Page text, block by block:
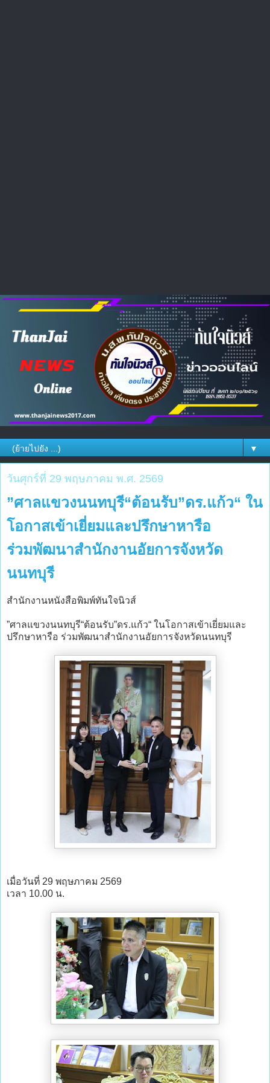
▼
วันศุกร์ที่ 29 พฤษภาคม พ.ศ. 2569
”ศาลแขวงนนทบุรี“ต้อนรับ”ดร.แก้ว“ ใน
โอกาสเข้าเยี่ยมและปรึกษาหารือ
ร่วมพัฒนาสำนักงานอัยการจังหวัด
นนทบุรี
สำนักงานหนังสือพิมพ์ทันใจนิวส์
”ศาลแขวงนนทบุรี“ต้อนรับ”ดร.แก้ว“ ในโอกาสเข้าเยี่ยมและ
ปรึกษาหารือ ร่วมพัฒนาสำนักงานอัยการจังหวัดนนทบุรี
เมื่อวันที่ 29 พฤษภาคม 2569
เวลา 10.00 น.